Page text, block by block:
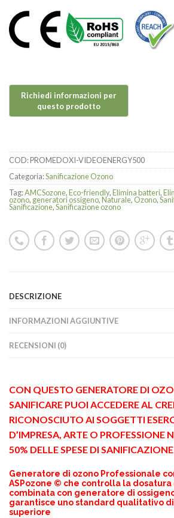
COD:PROMEDOXI-VIDEOENERGY500
Categoria:Sanificazione Ozono
Tag:AMCSozone,Eco-friendly,Elimina batteri,
ozono, generatori ossigeno,Naturale, Ozono,
Sanificazione,Sanificazione ozono
DESCRIZIONE
INFORMAZIONI AGGIUNTIVE
RECENSIONI (0)
CON QUESTO GENERATORE DI
SANIFICARE PUOI ACCEDERE AL
RICONOSCIUTO AI SOGGETTI
D’IMPRESA, ARTE O PROFESSIONE
50% DELLE SPESE DI SANIFICAZIONE
Generatore di ozono Professionale
ASPozone © che controlla la dosatura
combinata con generatore di
garantisce uno standard qualitativo
superiore